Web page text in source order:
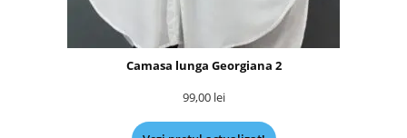
Camasa lunga Georgiana 2
99,00 lei